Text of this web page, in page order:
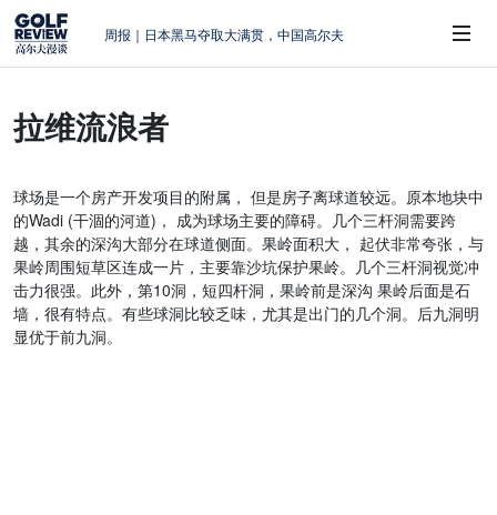
周报｜日本黑马夺取大满贯，中国高尔夫
AIG英国女子公开赛，一场大满贯的50年
蜕变
龙
查莉·赫尔：不断制造“麻烦”的流量明星
Menu
拉维流浪者
球场是一个房产开发项目的附属， 但是房子离球道较远。原本地块中
的Wadi (干涸的河道)， 成为球场主要的障碍。几个三杆洞需要跨
越，其余的深沟大部分在球道侧面。果岭面积大， 起伏非常夸张，与
果岭周围短草区连成一片，主要靠沙坑保护果岭。几个三杆洞视觉冲
击力很强。此外，第10洞，短四杆洞，果岭前是深沟 果岭后面是石
墙，很有特点。有些球洞比较乏味，尤其是出门的几个洞。后九洞明
显优于前九洞。